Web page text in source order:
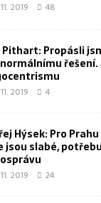
2019 48
Pithart: Propásli
2019 4
Hýsek: Pro
jsou slabé,
2019 24